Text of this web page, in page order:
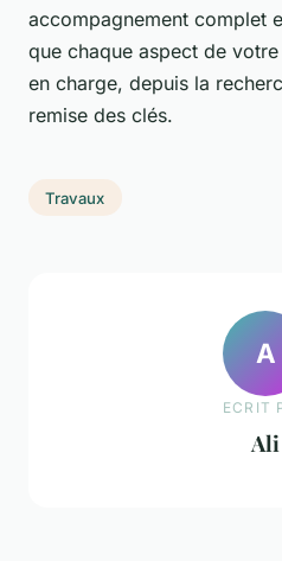
accompagnement complet
que chaque aspect de
en charge, depuis la
remise des clés.
Travaux
A
ECRIT
Ali